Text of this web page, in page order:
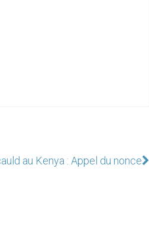
au Kenya : Appel du nonce